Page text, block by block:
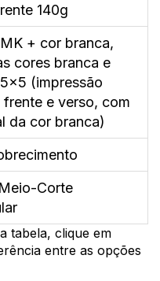
140g
+ cor branca,
cores branca e
(impressão
e verso, com
da cor branca)
Corte
tabela, clique em
entre as opções